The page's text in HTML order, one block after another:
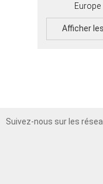
Europe
Afficher
Suivez-nous sur les